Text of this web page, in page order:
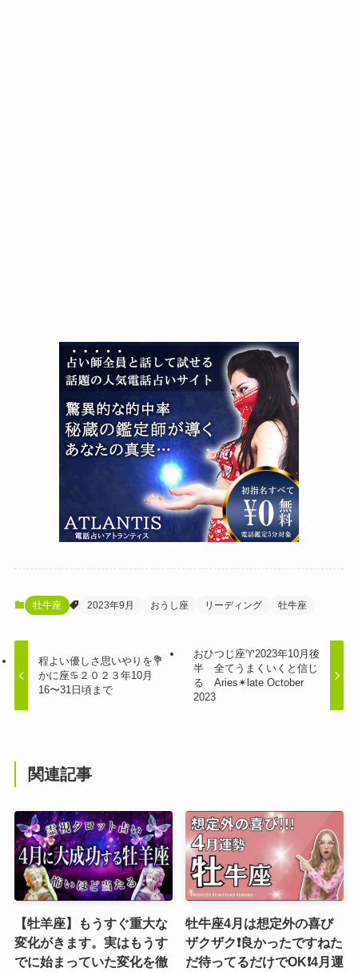
牡牛座 2023年9月 おうし座 リーディング 牡牛座
程よい優しさ思いやりを💐
かに座♋️２０２３年10月
16〜31日頃まで
おひつじ座♈︎2023年10月後
半 全てうまくいくと信じ
る Aries✴︎late October
2023
関連記事
【牡羊座】もうすぐ重大な
変化がきます。実はもうす
でに始まっていた変化を徹
牡牛座4月は想定外の喜び
ザクザク❗️良かったですねた
だ待ってるだけでOK❗️4月運